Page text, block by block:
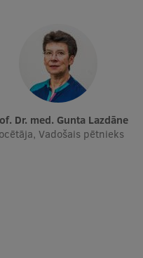
Dr. med. Gunta Lazdāne
Vadošais pētnieks